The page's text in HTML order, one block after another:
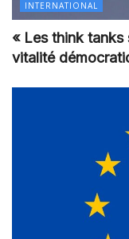
INTERNATIONAL
« Les think tanks
vitalité